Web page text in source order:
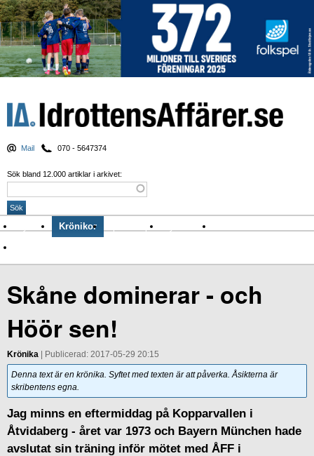
Mail 070 - 5647374
Sök bland 12.000 artiklar i arkivet:
Nyheter Krönikor Sport & spel Nyhetsbrev
Skåne dominerar - och
Höör sen!
Krönika | Publicerad: 2017-05-29 20:15
Denna text är en krönika. Syftet med texten är att påverka. Åsikterna är
skribentens egna.
Jag minns en eftermiddag på Kopparvallen i
Åtvidaberg - året var 1973 och Bayern München hade
avslutat sin träning inför mötet med ÅFF i